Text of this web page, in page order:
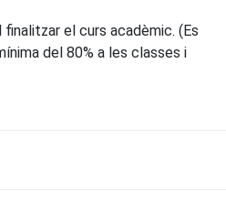
el curs acadèmic. (Es
del 80% a les classes i